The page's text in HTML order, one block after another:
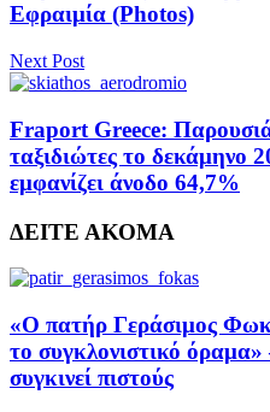
Εφραιμία (Photos)
Next Post
Fraport Greece:
ταξιδιώτες το δεκάμηνο
εμφανίζει άνοδο 64,7%
ΔΕΙΤΕ ΑΚΟΜΑ
«Ο πατήρ Γεράσιμος
το συγκλονιστικό
συγκινεί πιστούς